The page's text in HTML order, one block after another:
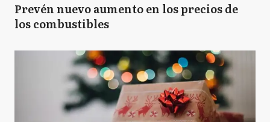
Prevén nuevo aumento en los precios de
los combustibles